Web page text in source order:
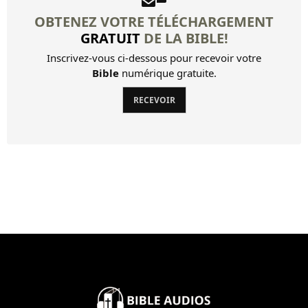
19 Jésus, étant entré dans...
20 Un de ces jours-là, comme...
21 Jésus, ayant levé les yeux,...
22 La fête des pains sans...
OBTENEZ VOTRE TÉLÉCHARGEMENT
GRATUITDE LA BIBLE!
Inscrivez-vous ci-dessous pour recevoir votre
Biblenumérique gratuite.
RECEVOIR